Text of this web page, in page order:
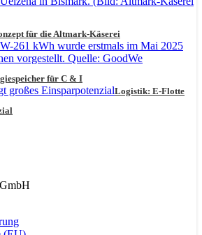
für die Altmark-Käserei
für C & I
Logistik: E-Flotte